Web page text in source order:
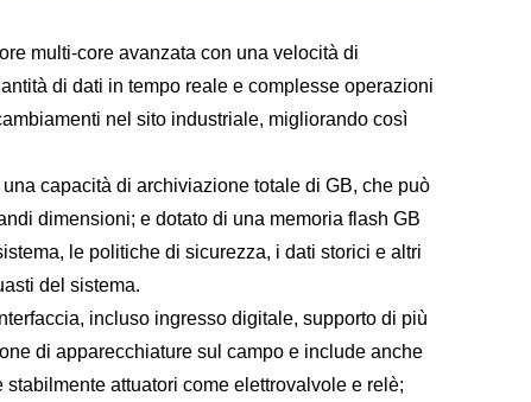
multi-core avanzata con una velocità di
di dati in tempo reale e complesse operazioni
nel sito industriale, migliorando così
capacità di archiviazione totale di GB, che può
dimensioni; e dotato di una memoria flash GB
le politiche di sicurezza, i dati storici e altri
del sistema.
incluso ingresso digitale, supporto di più
di apparecchiature sul campo e include anche
attuatori come elettrovalvole e relè;